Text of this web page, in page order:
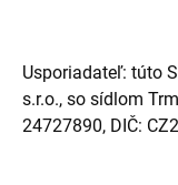
Usporiadateľ: túto
s.r.o., so sídlom
24727890, DIČ: